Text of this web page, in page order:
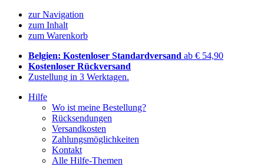
zur Navigation
zum Inhalt
zum Warenkorb
Belgien: Kostenloser Standardversand ab € 54,90
Kostenloser Rückversand
Zustellung in 3 Werktagen.
Hilfe
Wo ist meine Bestellung?
Rücksendungen
Versandkosten
Zahlungsmöglichkeiten
Kontakt
Alle Hilfe-Themen